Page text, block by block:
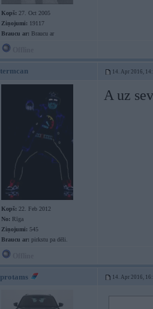
Kopš: 27. Oct 2005
Ziņojumi: 19117
Braucu ar: Braucu ar
termcan 14. Apr 2016,
Kopš: 22. Feb 2012
No: Rīga
Ziņojumi: 545
Braucu ar: pirkstu pa dēli.
A uz
protams 14. Apr 2016,